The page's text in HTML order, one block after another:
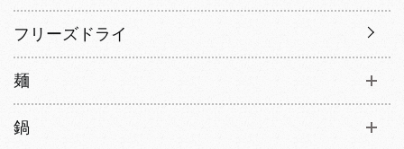
フリーズドライ
麺
鍋